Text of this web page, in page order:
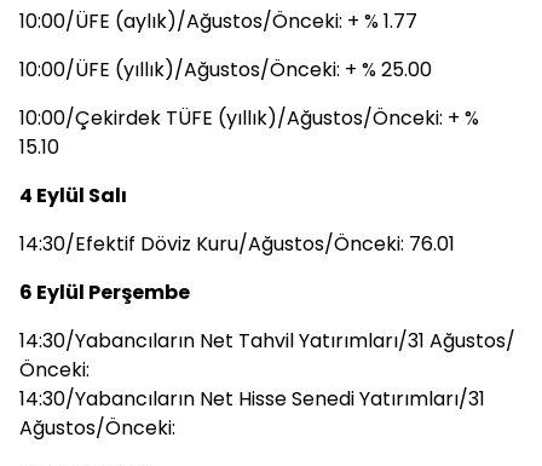
10:00/ÜFE (aylık)/Ağustos/Önceki: + % 1.77
10:00/ÜFE (yıllık)/Ağustos/Önceki: + % 25.00
10:00/Çekirdek TÜFE (yıllık)/Ağustos/Önceki: + %
15.10
4 Eylül Salı
14:30/Efektif Döviz Kuru/Ağustos/Önceki: 76.01
6 Eylül Perşembe
14:30/Yabancıların Net Tahvil Yatırımları/31 Ağustos/
Önceki:
14:30/Yabancıların Net Hisse Senedi Yatırımları/31
Ağustos/Önceki: